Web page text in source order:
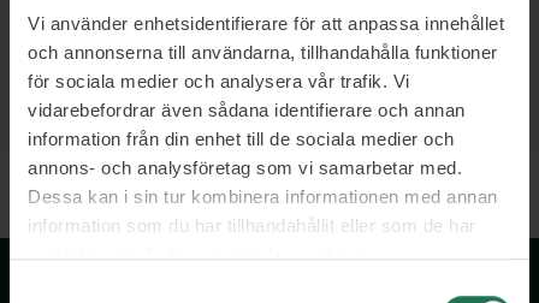
Vi använder enhetsidentifierare för att anpassa innehållet
och annonserna till användarna, tillhandahålla funktioner
för sociala medier och analysera vår trafik. Vi
vidarebefordrar även sådana identifierare och annan
information från din enhet till de sociala medier och
annons- och analysföretag som vi samarbetar med.
Dessa kan i sin tur kombinera informationen med annan
information som du har tillhandahållit eller som de har
samlat in när du har använt deras tjänster.